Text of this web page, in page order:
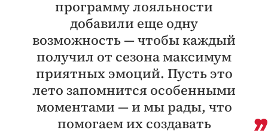
программу лояльности
добавили еще одну
возможность — чтобы каждый
получил от сезона максимум
приятных эмоций. Пусть это
лето запомнится особенными
моментами — и мы рады, что
помогаем их создавать